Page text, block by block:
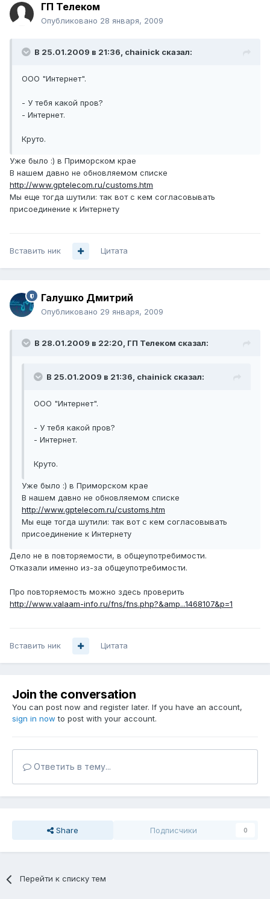
ГП Телеком
Опубликовано 28 января, 2009
В 25.01.2009 в 21:36, chainick сказал:
ООО "Интернет".
- У тебя какой пров?
- Интернет.
Круто.
Уже было :) в Приморском крае
В нашем давно не обновляемом списке
http://www.gptelecom.ru/customs.htm
Мы еще тогда шутили: так вот с кем согласовывать
присоединение к Интернету
Вставить ник Цитата
Галушко Дмитрий
Опубликовано 29 января, 2009
В 28.01.2009 в 22:20, ГП Телеком сказал:
В 25.01.2009 в 21:36, chainick сказал:
ООО "Интернет".
- У тебя какой пров?
- Интернет.
Круто.
Уже было :) в Приморском крае
В нашем давно не обновляемом списке
http://www.gptelecom.ru/customs.htm
Мы еще тогда шутили: так вот с кем согласовывать
присоединение к Интернету
Дело не в повторяемости, в общеупотребимости.
Отказали именно из-за общеупотребимости.
Про повторяемость можно здесь проверить
http://www.valaam-info.ru/fns/fns.php?&amp...1468107&p=1
Вставить ник Цитата
Join the conversation
You can post now and register later. If you have an account,
sign in now to post with your account.
Ответить в тему...
Share Подписчики 0
Перейти к списку тем